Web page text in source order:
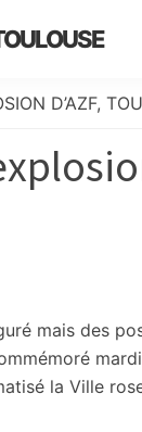
D’AZF,
mais des
la Ville